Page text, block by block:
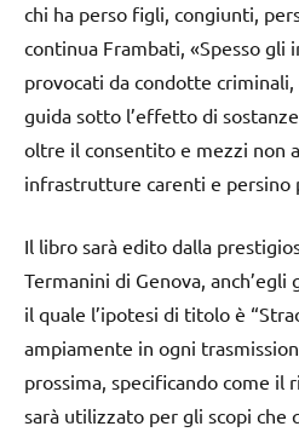
chi ha perso figli, congiunti,
continua Frambati, «Spesso gli
provocati da condotte
guida sotto l’effetto di
oltre il consentito e mezzi non
infrastrutture carenti e persino
Il libro sarà edito dalla
Termanini di Genova,
il quale l’ipotesi di titolo è
ampiamente in ogni
prossima, specificando come il
sarà utilizzato per gli scopi che